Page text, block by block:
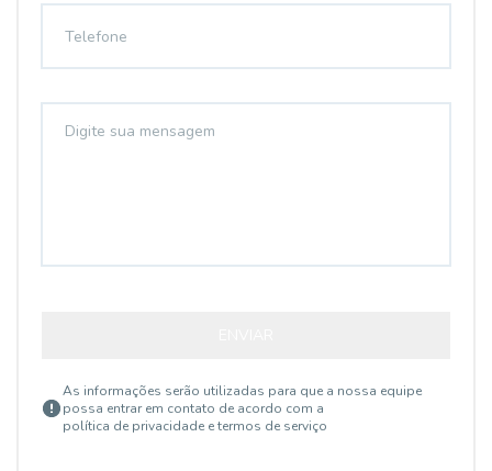
As informações serão utilizadas para que a nossa equipe
possa entrar em contato de acordo com a
política de privacidade e termos de serviço